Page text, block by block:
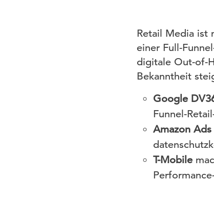
Retail Media ist
einer Full-
digitale Out-of-
Bekanntheit
Google
Funnel-
Amazon Ads
T-Mobile